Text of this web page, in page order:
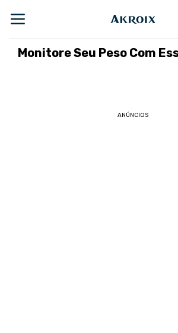
Monitore Seu Peso Com
ANÚNCIOS